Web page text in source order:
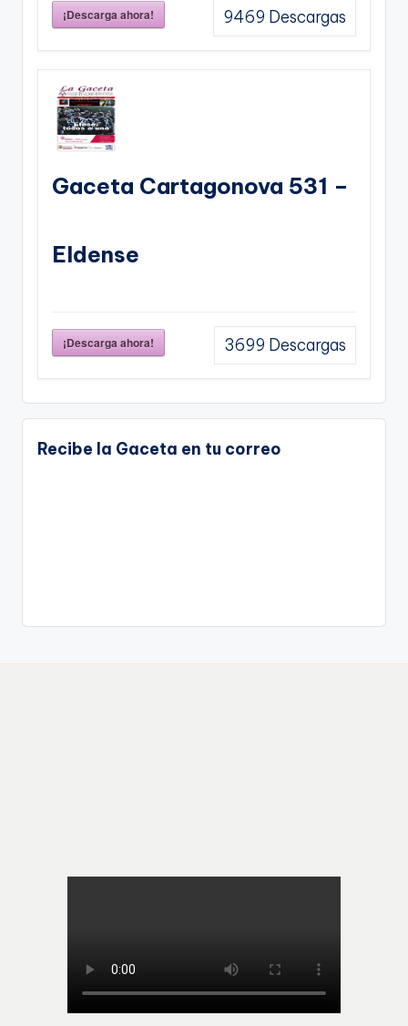
¡Descarga ahora! 9469 Descargas
Gaceta Cartagonova 531 –
Eldense
¡Descarga ahora! 3699 Descargas
Recibe la Gaceta en tu correo